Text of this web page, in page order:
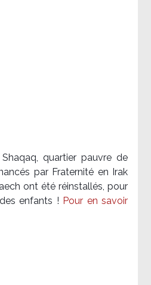
quartier pauvre de
par Fraternité en Irak​
ont été réinstallés, pour
enfants ! Pour en savoir